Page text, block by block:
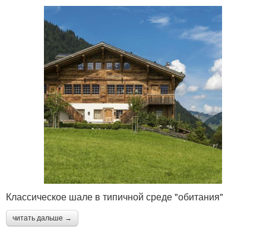
Классическое шале в типичной среде "обитания"
читать дальше →